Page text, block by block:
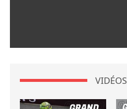
VIDÉOS